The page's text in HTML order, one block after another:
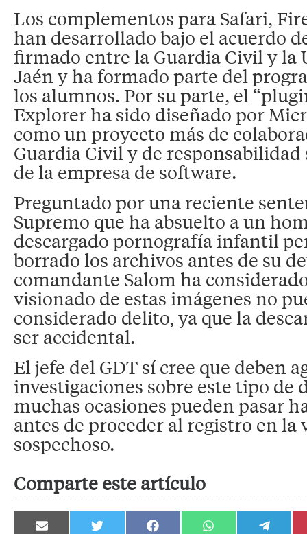
Los complementos para Safari,
han desarrollado bajo el acuerdo
firmado entre la Guardia Civil y la
Jaén y ha formado parte del
los alumnos. Por su parte, el
Explorer ha sido diseñado por
como un proyecto más de
Guardia Civil y de
de la empresa de software.
Preguntado por una reciente
Supremo que ha absuelto a un
descargado pornografía infantil
borrado los archivos antes de su
comandante Salom ha
visionado de estas imágenes no
considerado delito, ya que la
ser accidental.
El jefe del GDT sí cree que deben
investigaciones sobre este tipo de
muchas ocasiones pueden pasar
antes de proceder al registro en la
sospechoso.
Comparte este artículo
Compartir Compartir Compartir Compartir Compartir